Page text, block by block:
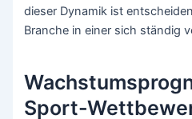
dieser Dynamik ist
Branche in einer sich ständig
Sport-